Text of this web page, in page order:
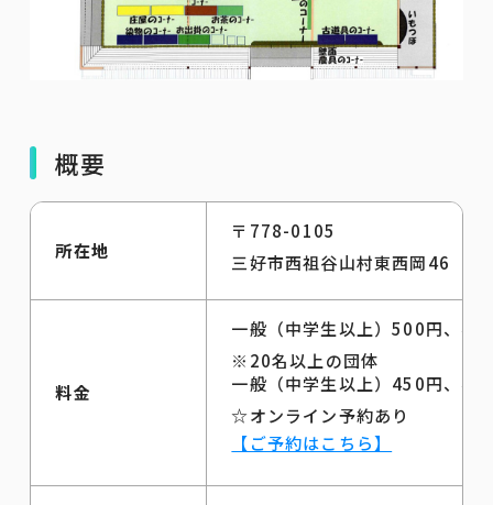
概要
所在地
〒778-0105
三好市西祖谷山村東西岡46
料金
一般（中学生以上）500円、小
※20名以上の団体
一般（中学生以上）450円、小
☆オンライン予約あり
【ご予約はこちら】